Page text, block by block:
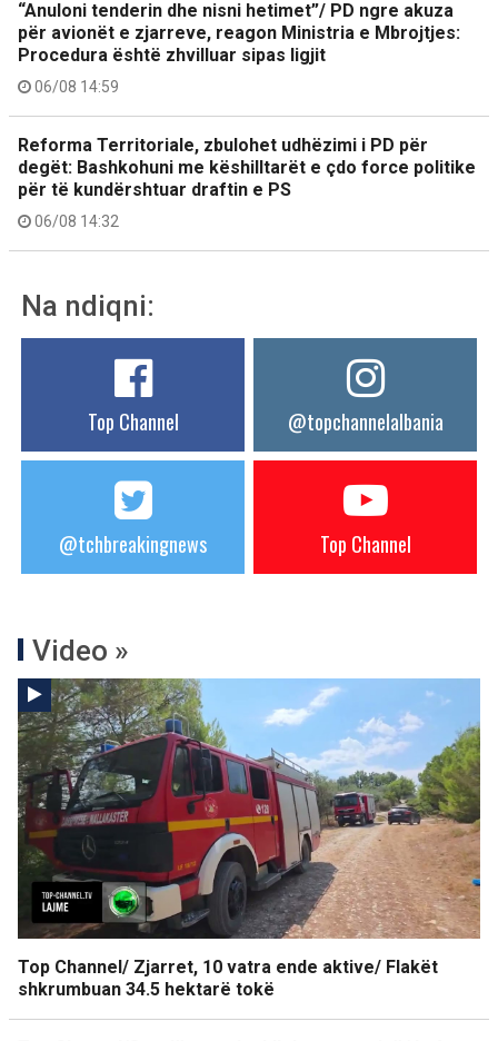
“Anuloni tenderin dhe nisni hetimet”/ PD ngre akuza
për avionët e zjarreve, reagon Ministria e Mbrojtjes:
Procedura është zhvilluar sipas ligjit
06/08 14:59
Reforma Territoriale, zbulohet udhëzimi i PD për
degët: Bashkohuni me këshilltarët e çdo force politike
për të kundërshtuar draftin e PS
06/08 14:32
Na ndiqni:
Top Channel @topchannelalbania
@tchbreakingnews Top Channel
Video »
Top Channel/ Zjarret, 10 vatra ende aktive/ Flakët
shkrumbuan 34.5 hektarë tokë